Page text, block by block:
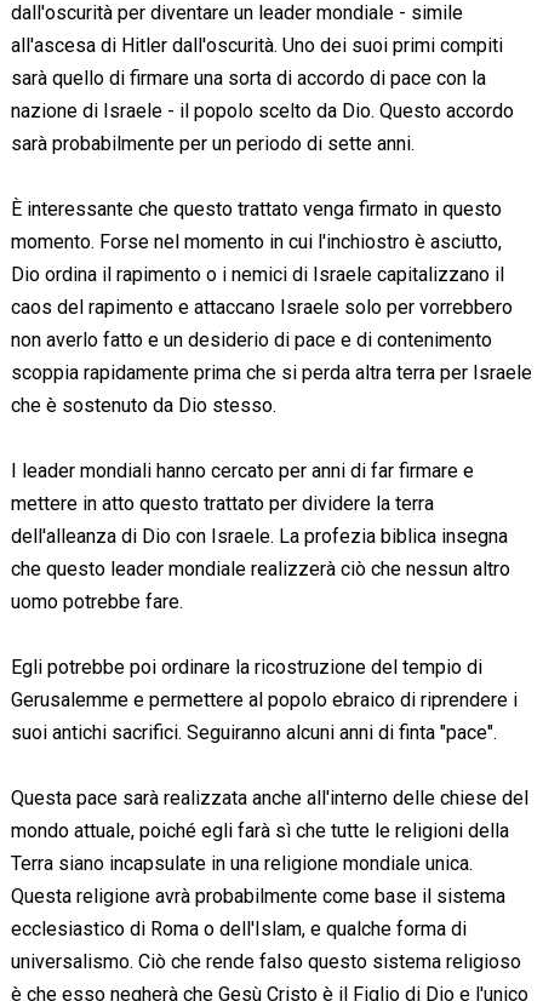
dall'oscurità per diventare un leader mondiale - simile
all'ascesa di Hitler dall'oscurità. Uno dei suoi primi compiti
sarà quello di firmare una sorta di accordo di pace con la
nazione di Israele - il popolo scelto da Dio. Questo accordo
sarà probabilmente per un periodo di sette anni.
È interessante che questo trattato venga firmato in questo
momento. Forse nel momento in cui l'inchiostro è asciutto,
Dio ordina il rapimento o i nemici di Israele capitalizzano il
caos del rapimento e attaccano Israele solo per vorrebbero
non averlo fatto e un desiderio di pace e di contenimento
scoppia rapidamente prima che si perda altra terra per Israele
che è sostenuto da Dio stesso.
I leader mondiali hanno cercato per anni di far firmare e
mettere in atto questo trattato per dividere la terra
dell'alleanza di Dio con Israele. La profezia biblica insegna
che questo leader mondiale realizzerà ciò che nessun altro
uomo potrebbe fare.
Egli potrebbe poi ordinare la ricostruzione del tempio di
Gerusalemme e permettere al popolo ebraico di riprendere i
suoi antichi sacrifici. Seguiranno alcuni anni di finta "pace".
Questa pace sarà realizzata anche all'interno delle chiese del
mondo attuale, poiché egli farà sì che tutte le religioni della
Terra siano incapsulate in una religione mondiale unica.
Questa religione avrà probabilmente come base il sistema
ecclesiastico di Roma o dell'Islam, e qualche forma di
universalismo. Ciò che rende falso questo sistema religioso
è che esso negherà che Gesù Cristo è il Figlio di Dio e l'unico